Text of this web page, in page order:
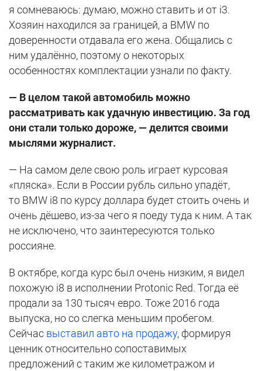
я сомневаюсь: думаю, можно ставить и от i3.
Хозяин находился за границей, а BMW по
доверенности отдавала его жена. Общались с
ним удалённо, поэтому о некоторых
особенностях комплектации узнали по факту.
— В целом такой автомобиль можно
рассматривать как удачную инвестицию. За год
они стали только дороже, — делится своими
мыслями журналист.
— На самом деле свою роль играет курсовая
«пляска». Если в России рубль сильно упадёт,
то BMW i8 по курсу доллара будет стоить очень и
очень дёшево, из-за чего я поеду туда к ним. А так
не исключено, что заинтересуются только
россияне.
В октябре, когда курс был очень низким, я видел
похожую i8 в исполнении Protonic Red. Тогда её
продали за 130 тысяч евро. Тоже 2016 года
выпуска, но со слегка меньшим пробегом.
Сейчас выставил авто на продажу, формируя
ценник относительно сопоставимых
предложений с таким же километражом и